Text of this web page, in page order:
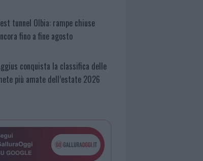
tunnel Olbia: rampe chiuse
fino a fine agosto
conquista la classifica delle
più amate dell’estate 2026